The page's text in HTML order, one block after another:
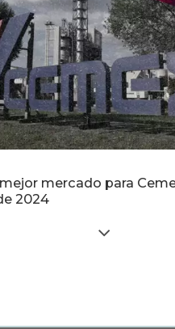
mercado para
2024